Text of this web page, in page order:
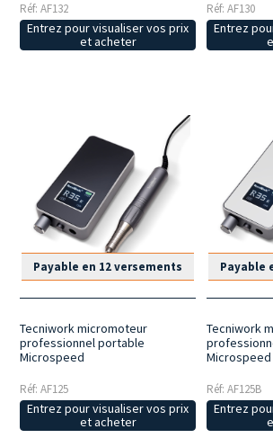
Réf: AF132
Entrez pour visualiser vos prix
et acheter
Réf: AF130
Entrez
Payable en 12 versements
Tecniwork micromoteur
professionnel portable
Microspeed
Réf: AF125
Entrez pour visualiser vos prix
et acheter
Payable
Tecniwork
Microspeed
Réf: AF125B
Entrez